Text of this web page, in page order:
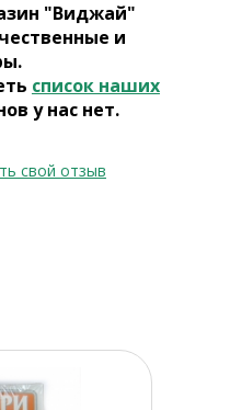
"Виджай"
и
список наших
у нас нет.
свой отзыв